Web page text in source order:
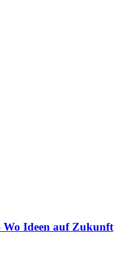
Wo Ideen auf Zukunft